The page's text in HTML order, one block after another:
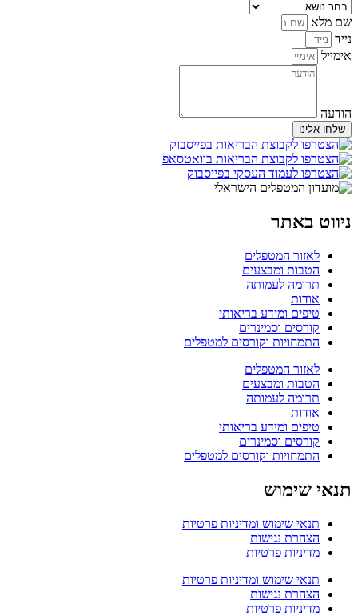
שם מלא
נייד
אימייל
הודעה
שלחו אלינו
ניווט באתר
לאזור המטפלים
הטבות ומבצעים
תרומה לעמותה
אודות
טיפים ומידע בריאותי
קורסים וסמינרים
התמחויות וקורסים למטפלים
לאזור המטפלים
הטבות ומבצעים
תרומה לעמותה
אודות
טיפים ומידע בריאותי
קורסים וסמינרים
התמחויות וקורסים למטפלים
תנאי שימוש
תנאי שימוש ומדיניות פרטיות
הצהרת נגישות
מדיניות פרטיות
תנאי שימוש ומדיניות פרטיות
הצהרת נגישות
מדיניות פרטיות